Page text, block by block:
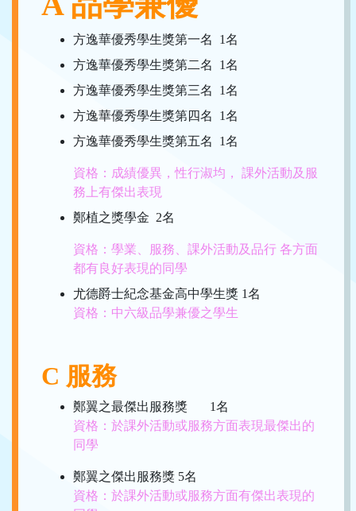
方逸華優秀學生獎第一名 1名
方逸華優秀學生獎第二名 1名
方逸華優秀學生獎第三名 1名
方逸華優秀學生獎第四名 1名
方逸華優秀學生獎第五名 1名
資格：成績優異，性行淑均， 課外活動及服
務上有傑出表現
鄭植之獎學金 2名
資格：學業、服務、課外活動及品行 各方面
都有良好表現的同學
尤德爵士紀念基金高中學生獎 1名
資格：中六級品學兼優之學生
C 服務
鄭翼之最傑出服務獎 1名
資格：於課外活動或服務方面表現最傑出的
同學
鄭翼之傑出服務獎 5名
資格：於課外活動或服務方面有傑出表現的